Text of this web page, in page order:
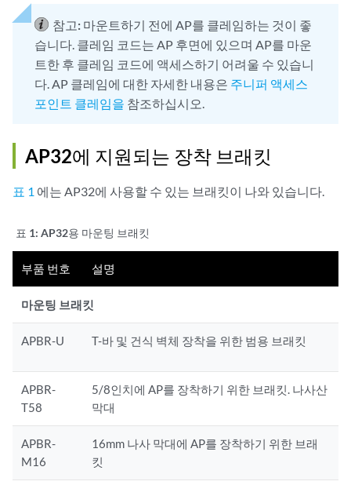
참고: 마운트하기 전에 AP를 클레임하는 것이 좋
습니다. 클레임 코드는 AP 후면에 있으며 AP를 마운
트한 후 클레임 코드에 액세스하기 어려울 수 있습니
다. AP 클레임에 대한 자세한 내용은 주니퍼 액세스
포인트 클레임을 참조하십시오.
AP32에 지원되는 장착 브래킷
표 1 에는 AP32에 사용할 수 있는 브래킷이 나와 있습니다.
표 1: AP32용 마운팅 브래킷
부품 번호 설명
마운팅 브래킷
APBR-U T-바 및 건식 벽체 장착을 위한 범용 브래킷
APBR-
T58
5/8인치에 AP를 장착하기 위한 브래킷. 나사산
막대
APBR-
M16
16mm 나사 막대에 AP를 장착하기 위한 브래
킷